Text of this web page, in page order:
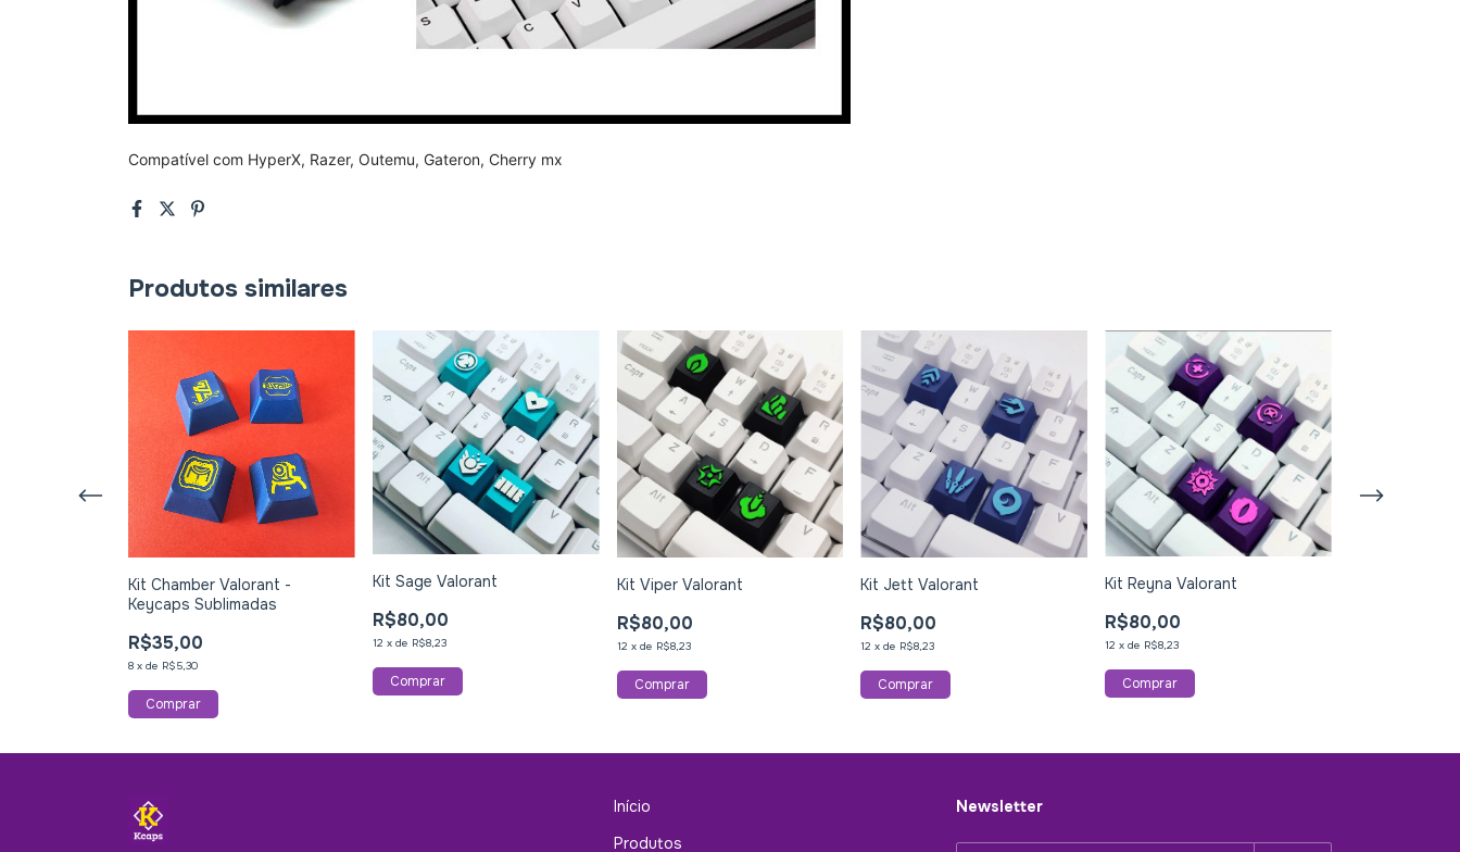
Compatível com HyperX, Razer, Outemu, Gateron, Cherry mx
Produtos similares
Kit Chamber Valorant -
Keycaps Sublimadas
R$35,00
8 x de R$5,30
Kit Sage Valorant
R$80,00
12 x de R$8,23
Kit Viper Valorant
R$80,00
12 x de R$8,23
Kit Jett Valorant
R$80,00
12 xde R$8,23
Kit Reyna Valorant
R$80,00
12 xde R$8,23
Início
Produtos
Newsletter